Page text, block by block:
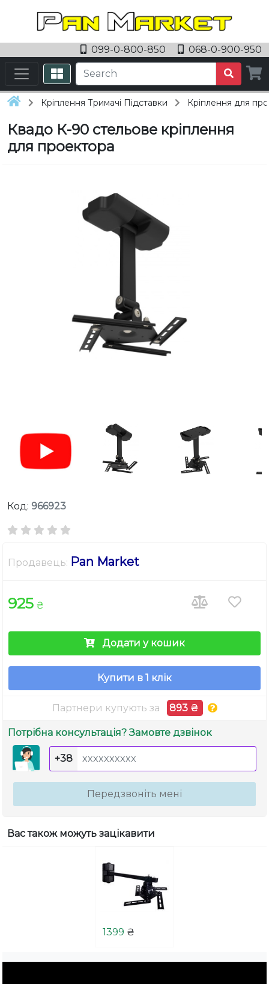
099-0-800-850 068-0-900-950
Кріплення Тримачі Підставки Кріплення для
Квадо К-90 стельове кріплення
для проектора
Код: 966923
Продавець: Pan Market
925 ₴
Додати у кошик
Купити в 1 клік
Партнери купують за 893 ₴
Потрібна консультація? Замовте дзвінок
+38
Передзвоніть мені
Вас також можуть зацікавити
1399 ₴